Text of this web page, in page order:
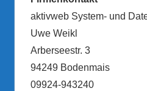
aktivweb System- und
Uwe Weikl
Arberseestr. 3
94249 Bodenmais
09924-943240